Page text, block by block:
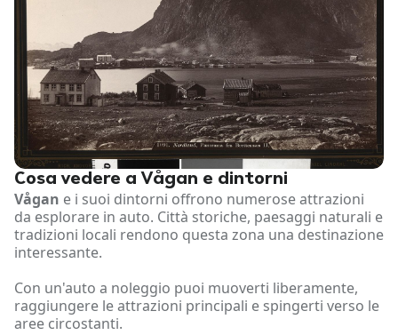
Cosa vedere a Vågan e dintorni
Vågan e i suoi dintorni offrono numerose attrazioni
da esplorare in auto. Città storiche, paesaggi naturali e
tradizioni locali rendono questa zona una destinazione
interessante.
Con un'auto a noleggio puoi muoverti liberamente,
raggiungere le attrazioni principali e spingerti verso le
aree circostanti.